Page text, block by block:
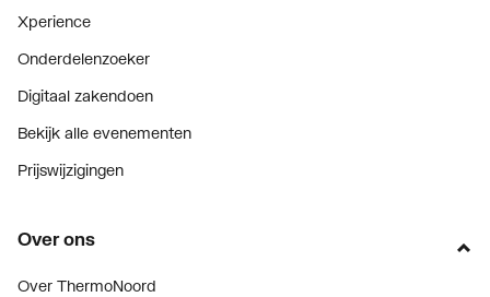
Xperience
Onderdelenzoeker
Digitaal zakendoen
Bekijk alle evenementen
Prijswijzigingen
Over ons
Over ThermoNoord